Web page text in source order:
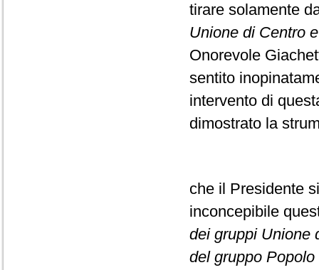
tirare solamente
Unione di Centro
Onorevole
sentito
intervento di
dimostrato la
che il Presidente
inconcepibile
dei gruppi Unione
del gruppo